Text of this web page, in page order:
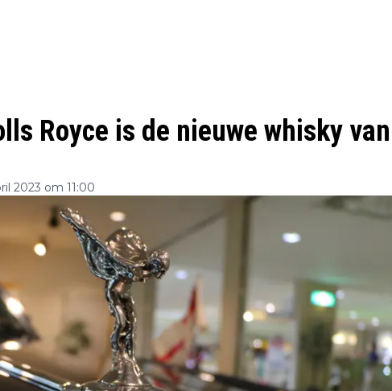
Royce is de nieuwe whisky van
2023 om 11:00